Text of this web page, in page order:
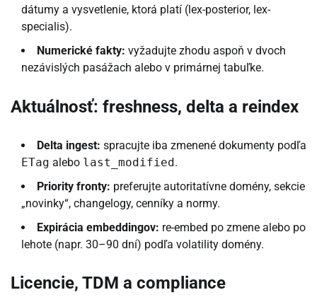
dátumy a vysvetlenie, ktorá platí (lex-posterior, lex-
specialis).
Numerické fakty: vyžadujte zhodu aspoň v dvoch
nezávislých pasážach alebo v primárnej tabuľke.
Aktuálnosť: freshness, delta a reindex
Delta ingest: spracujte iba zmenené dokumenty podľa
ETag alebo last_modified.
Priority fronty: preferujte autoritatívne domény, sekcie
„novinky“, changelogy, cenníky a normy.
Expirácia embeddingov: re-embed po zmene alebo po
lehote (napr. 30–90 dní) podľa volatility domény.
Licencie, TDM a compliance